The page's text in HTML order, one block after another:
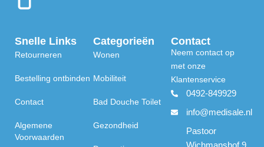
Snelle Links
Retourneren
Bestelling ontbinden
Contact
Algemene
Voorwaarden
Categorieën
Wonen
Mobiliteit
Bad Douche Toilet
Gezondheid
Contact
Neem contact op
met onze
Klantenservice
0492-849929
info@medisale.nl
Pastoor
Wichmanshof 9